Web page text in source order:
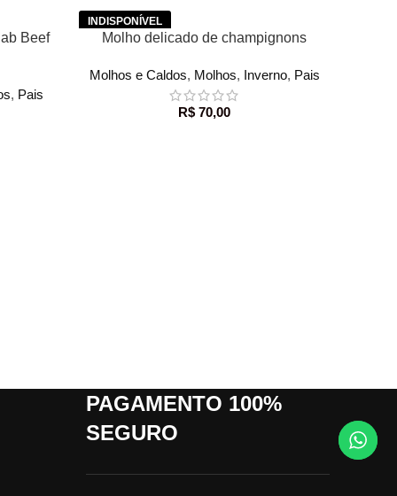
Beef
, Pais
LER MAIS
Molho delicado de champignons
Molhos e Caldos, Molhos, Inverno, Pais
R$ 70,00
PAGAMENTO 100%
SEGURO